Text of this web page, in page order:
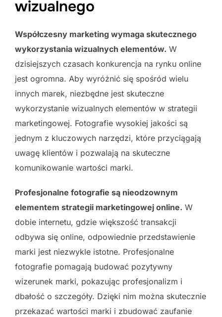
wizualnego
Współczesny marketing wymaga skutecznego
wykorzystania wizualnych elementów. W
dzisiejszych czasach konkurencja na rynku online
jest ogromna. Aby wyróżnić się spośród wielu
innych marek, niezbędne jest skuteczne
wykorzystanie wizualnych elementów w strategii
marketingowej. Fotografie wysokiej jakości są
jednym z kluczowych narzędzi, które przyciągają
uwagę klientów i pozwalają na skuteczne
komunikowanie wartości marki.
Profesjonalne fotografie są nieodzownym
elementem strategii marketingowej online. W
dobie internetu, gdzie większość transakcji
odbywa się online, odpowiednie przedstawienie
marki jest niezwykle istotne. Profesjonalne
fotografie pomagają budować pozytywny
wizerunek marki, pokazując profesjonalizm i
dbałość o szczegóły. Dzięki nim można skutecznie
przekazać wartości marki i zbudować zaufanie